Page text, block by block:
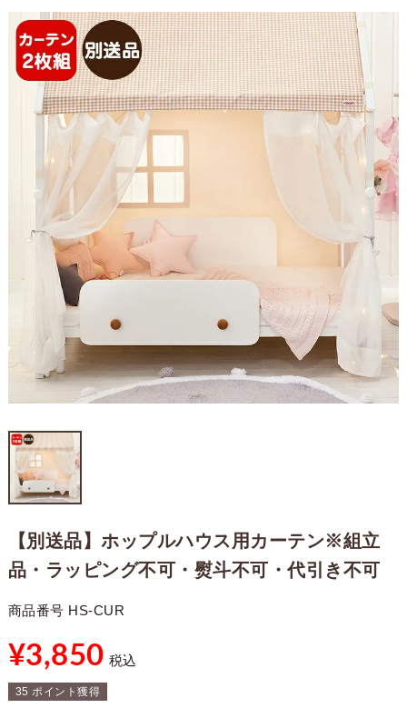
【別送品】ホップルハウス用カーテン※組立
品・ラッピング不可・熨斗不可・代引き不可
商品番号 HS-CUR
¥3,850 税込
35 ポイント獲得